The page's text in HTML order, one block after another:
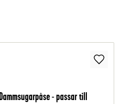
Dammsugarpåse - passar till